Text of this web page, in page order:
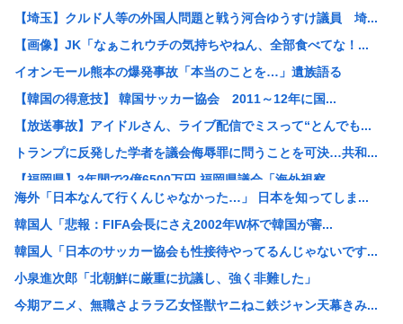
【埼玉】クルド人等の外国人問題と戦う河合ゆうすけ議員 埼...
【画像】JK「なぁこれウチの気持ちやねん、全部食べてな！...
イオンモール熊本の爆発事故「本当のことを…」遺族語る
【韓国の得意技】 韓国サッカー協会 2011～12年に国...
【放送事故】アイドルさん、ライブ配信でミスって“とんでも...
トランプに反発した学者を議会侮辱罪に問うことを可決…共和...
【福岡県】3年間で2億6500万円 福岡県議会「海外視察...
外国人留学生「また月給24万円、あんなに働いたのに…」ワ...
【朗報】熊本地震、ついに激甚災害指定！復旧費用は国が持つ...
ジャンポケ斉藤の被害女性「バウムクーヘン売ったりTikT...
【朗報】高市コイン、ホクホクし始めるwww
【衝撃】移民ベトナム女さん達の宅飲み、ガチでレベチwww
海外「日本なんて行くんじゃなかった…」 日本を知ってしま...
韓国人「悲報：FIFA会長にさえ2002年W杯で韓国が審...
韓国人「日本のサッカー協会も性接待やってるんじゃないです...
小泉進次郎「北朝鮮に厳重に抗議し、強く非難した」
今期アニメ、無職さよララ乙女怪獣ヤニねこ鉄ジャン天幕きみ...